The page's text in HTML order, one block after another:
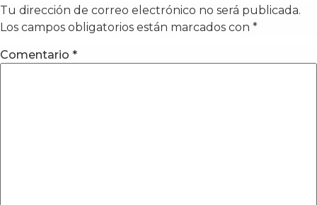
Tu dirección de correo electrónico no será publicada.
Los campos obligatorios están marcados con *
Comentario *